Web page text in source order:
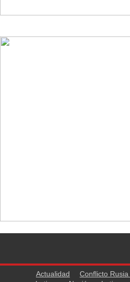
Actualidad Conflicto